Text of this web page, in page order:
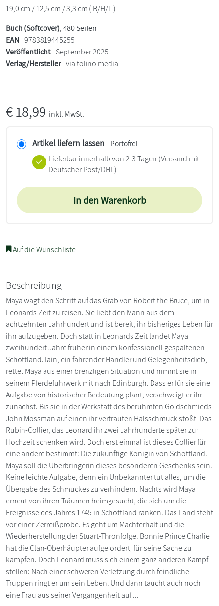
19,0 cm / 12,5 cm / 3,3 cm ( B/H/T )
Buch (Softcover), 480 Seiten
EAN 9783819445255
Veröffentlicht September 2025
Verlag/Hersteller via tolino media
€18,99 inkl. MwSt.
Artikel liefern lassen - Portofrei
Lieferbar innerhalb von 2-3 Tagen (Versand mit
Deutscher Post/DHL)
In den Warenkorb
Auf die Wunschliste
Beschreibung
Maya wagt den Schritt auf das Grab von Robert the Bruce, um in
Leonards Zeit zu reisen. Sie liebt den Mann aus dem
achtzehnten Jahrhundert und ist bereit, ihr bisheriges Leben für
ihn aufzugeben. Doch statt in Leonards Zeit landet Maya
zweihundert Jahre früher in einem konfessionell gespaltenen
Schottland. Iain, ein fahrender Händler und Gelegenheitsdieb,
rettet Maya aus einer brenzligen Situation und nimmt sie in
seinem Pferdefuhrwerk mit nach Edinburgh. Dass er für sie eine
Aufgabe von historischer Bedeutung plant, verschweigt er ihr
zunächst. Bis sie in der Werkstatt des berühmten Goldschmieds
John Mossman auf einen ihr vertrauten Halsschmuck stößt. Das
Rubin-Collier, das Leonard ihr zwei Jahrhunderte später zur
Hochzeit schenken wird. Doch erst einmal ist dieses Collier für
eine andere bestimmt: Die zukünftige Königin von Schottland.
Maya soll die Überbringerin dieses besonderen Geschenks sein.
Keine leichte Aufgabe, denn ein Unbekannter tut alles, um die
Übergabe des Schmuckes zu verhindern. Nachts wird Maya
erneut von ihren Träumen heimgesucht, die sich um die
Ereignisse des Jahres 1745 in Schottland ranken. Das Land steht
vor einer Zerreißprobe. Es geht um Machterhalt und die
Wiederherstellung der Stuart-Thronfolge. Bonnie Prince Charlie
hat die Clan-Oberhäupter aufgefordert, für seine Sache zu
kämpfen. Doch Leonard muss sich einem ganz anderen Kampf
stellen: Nach einer schweren Verletzung durch feindliche
Truppen ringt er um sein Leben. Und dann taucht auch noch
eine Frau aus seiner Vergangenheit auf ...